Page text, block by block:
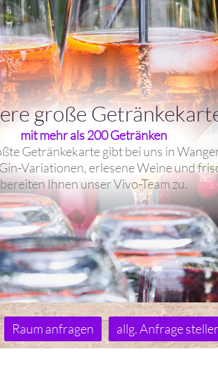
große
mit mehr als 200 Getränken
Getränkekarte gibt bei uns in
Variationen, erlesene Weine und
bereiten Ihnen unser Vivo-Team zu.
Raum anfragen allg. Anfrage